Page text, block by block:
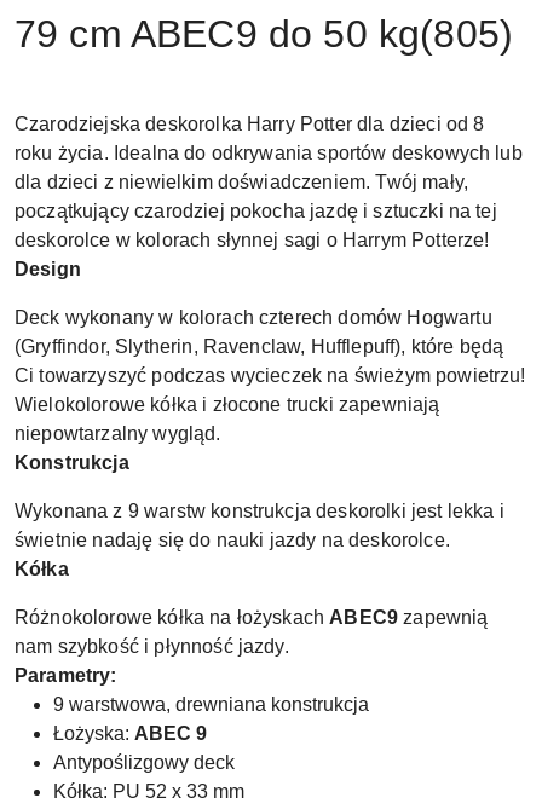
79 cm ABEC9 do 50 kg(805)
Czarodziejska deskorolka Harry Potter dla dzieci od 8
roku życia. Idealna do odkrywania sportów deskowych lub
dla dzieci z niewielkim doświadczeniem. Twój mały,
początkujący czarodziej pokocha jazdę i sztuczki na tej
deskorolce w kolorach słynnej sagi o Harrym Potterze!
Design
Deck wykonany w kolorach czterech domów Hogwartu
(Gryffindor, Slytherin, Ravenclaw, Hufflepuff), które będą
Ci towarzyszyć podczas wycieczek na świeżym powietrzu!
Wielokolorowe kółka i złocone trucki zapewniają
niepowtarzalny wygląd.
Konstrukcja
Wykonana z 9 warstw konstrukcja deskorolki jest lekka i
świetnie nadaję się do nauki jazdy na deskorolce.
Kółka
Różnokolorowe kółka na łożyskach ABEC9zapewnią
nam szybkość i płynność jazdy.
Parametry:
9 warstwowa, drewniana konstrukcja
Łożyska: ABEC 9
Antypoślizgowy deck
Kółka: PU 52 x 33 mm